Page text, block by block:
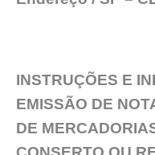
INSTRUÇÕES E
EMISSÃO DE
DE